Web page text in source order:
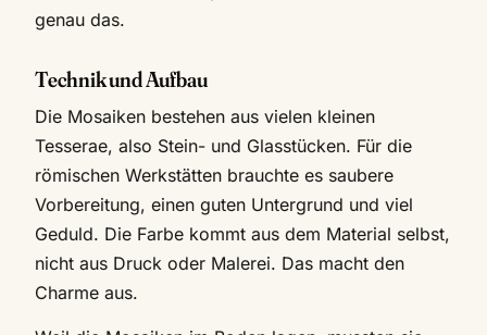
genau das.
Technik und Aufbau
Die Mosaiken bestehen aus vielen kleinen
Tesserae, also Stein- und Glasstücken. Für die
römischen Werkstätten brauchte es saubere
Vorbereitung, einen guten Untergrund und viel
Geduld. Die Farbe kommt aus dem Material selbst,
nicht aus Druck oder Malerei. Das macht den
Charme aus.